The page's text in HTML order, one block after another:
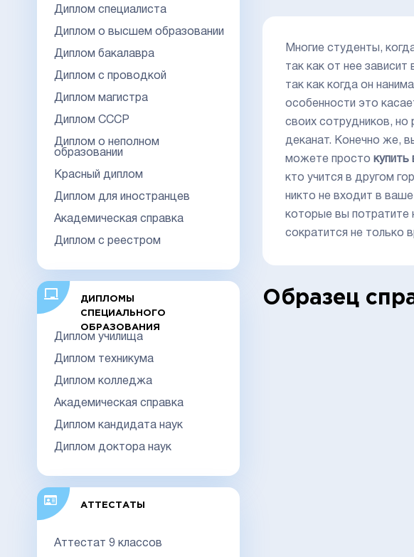
Диплом специалиста
Диплом о высшем образовании
Диплом бакалавра
Диплом с проводкой
Диплом магистра
Диплом СССР
Диплом о неполном
образовании
Красный диплом
Диплом для иностранцев
Академическая справка
Диплом с реестром
ДИПЛОМЫ
СПЕЦИАЛЬНОГО
ОБРАЗОВАНИЯ
Диплом училища
Диплом техникума
Диплом колледжа
Академическая справка
Диплом кандидата наук
Диплом доктора наук
АТТЕСТАТЫ
Аттестат 9 классов
Многие студенты,
так как от нее
так как когда он
особенности это
своих сотрудников,
деканат. Конечно же,
можете просто
кто учится в другом
никто не входит в
которые вы потратите
сократится не только
Образец